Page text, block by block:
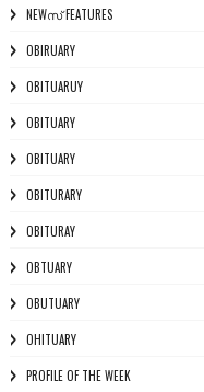
NEWസ് FEATURES
OBIRUARY
OBITUARUY
OBITUARY
OBITUARY
OBITURARY
OBITURAY
OBTUARY
OBUTUARY
OHITUARY
PROFILE OF THE WEEK